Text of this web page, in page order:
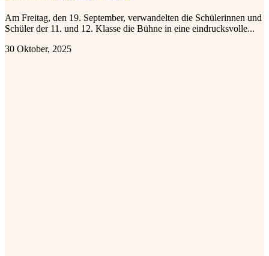
Am Freitag, den 19. September, verwandelten die Schülerinnen und
Schüler der 11. und 12. Klasse die Bühne in eine eindrucksvolle...
30 Oktober, 2025